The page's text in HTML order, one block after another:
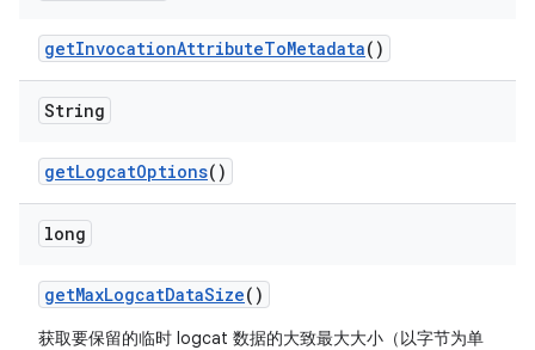
getInvocationAttributeToMetadata()
String
getLogcatOptions()
long
getMaxLogcatDataSize()
获取要保留的临时 logcat 数据的大致最大大小（以字节为单